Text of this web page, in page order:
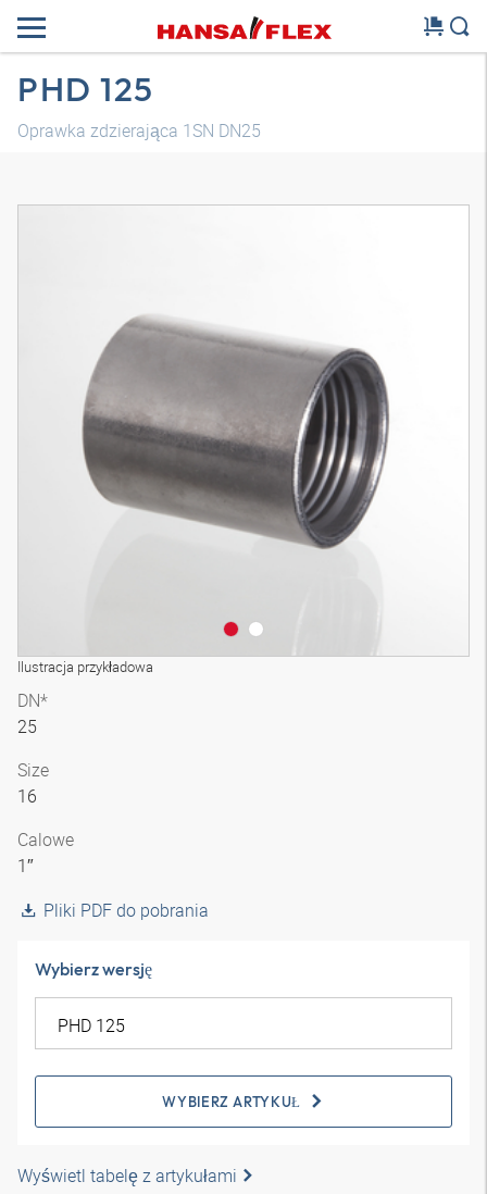
PHD 125
Oprawka zdzierająca 1SN DN25
Ilustracja przykładowa
DN*
25
Size
16
Calowe
1″
Pliki PDF do pobrania
Wybierz wersję
WYBIERZ ARTYKUŁ
Wyświetl tabelę z artykułami